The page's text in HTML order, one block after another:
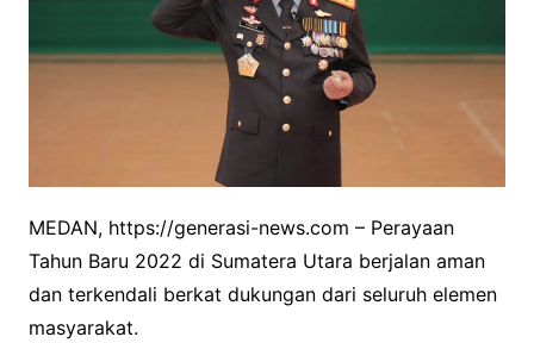
MEDAN, https://generasi-news.com – Perayaan
Tahun Baru 2022 di Sumatera Utara berjalan aman
dan terkendali berkat dukungan dari seluruh elemen
masyarakat.